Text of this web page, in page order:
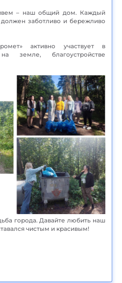
– наш общий дом. Каждый
заботливо и бережливо
активно участвует в
земле, благоустройстве
города. Давайте любить наш
чистым и красивым!